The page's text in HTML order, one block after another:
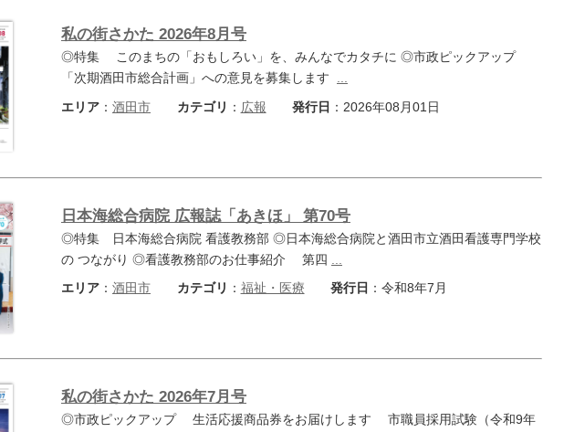
私の街さかた 2026年8月号
◎特集 このまちの「おもしろい」を、みんなでカタチに ◎市政ピックアップ
「次期酒田市総合計画」への意見を募集します ...
エリア ： 酒田市 カテゴリ ： 広報 発行日 ：2026年08月01日
日本海総合病院 広報誌「あきほ」 第70号
◎特集 日本海総合病院 看護教務部 ◎日本海総合病院と酒田市立酒田看護専門学校
の つながり ◎看護教務部のお仕事紹介 第四
エリア ： 酒田市 カテゴリ ： 福祉・医療 発行日 ：令和8年7月
私の街さかた 2026年7月号
◎市政ピックアップ 生活応援商品券をお届けします 市職員採用試験（令和9年
撮影者名：いし
撮影場所：湯野浜
撮影者名：ことことコーンス